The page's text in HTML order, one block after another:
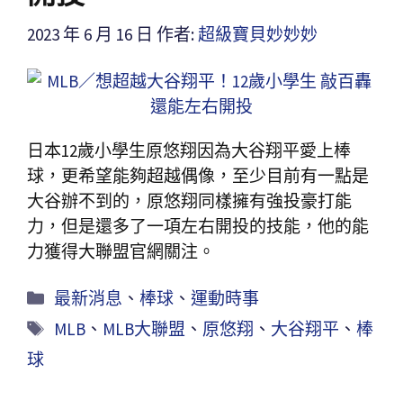
2023 年 6 月 16 日 作者: 超級寶貝妙妙妙
日本12歲小學生原悠翔因為大谷翔平愛上棒
球，更希望能夠超越偶像，至少目前有一點是
大谷辦不到的，原悠翔同樣擁有強投豪打能
力，但是還多了一項左右開投的技能，他的能
力獲得大聯盟官網關注。
最新消息 、棒球 、運動時事
MLB 、 MLB大聯盟 、 原悠翔 、 大谷翔平 、棒
球